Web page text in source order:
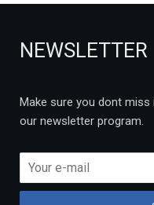
NEWSLETTER
Make sure you dont miss
our newsletter program.